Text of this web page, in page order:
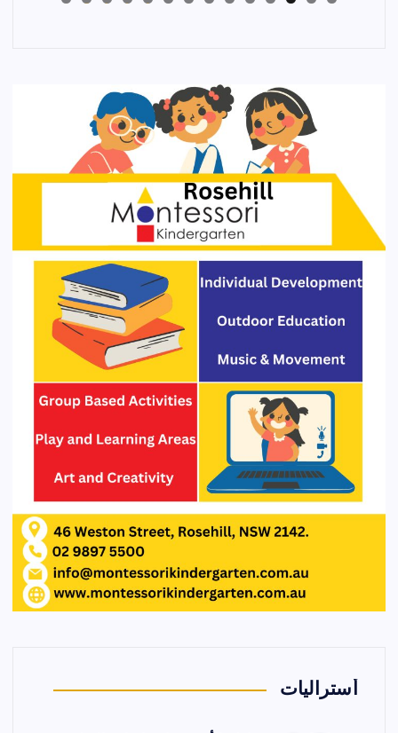
أستراليات